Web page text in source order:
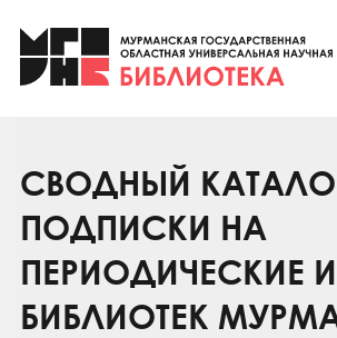
Клуб «Гиря и сельдерей»
Клуб «Семейный архив»
Коллегам
Контакты
СВОДНЫЙ
ПОДПИСКИ НА
ПЕРИОДИЧЕСКИЕ
БИБЛИОТЕК